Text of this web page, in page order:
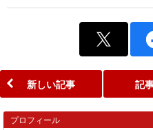
新しい記事 記
プロフィール